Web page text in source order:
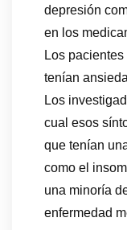
depresión
en los
Los
tenían
Los
cual esos
que tenían
como el
una minoría
enfermedad